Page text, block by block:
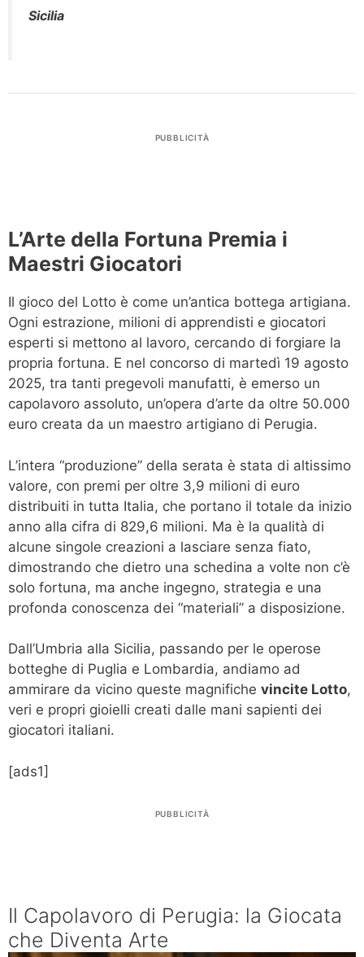
Sicilia
PUBBLICITÀ
L’Arte della Fortuna Premia i
Maestri Giocatori
Il gioco del Lotto è come un’antica bottega artigiana.
Ogni estrazione, milioni di apprendisti e giocatori
esperti si mettono al lavoro, cercando di forgiare la
propria fortuna. E nel concorso di martedì 19 agosto
2025, tra tanti pregevoli manufatti, è emerso un
capolavoro assoluto, un’opera d’arte da oltre 50.000
euro creata da un maestro artigiano di Perugia.
L’intera “produzione” della serata è stata di altissimo
valore, con premi per oltre 3,9 milioni di euro
distribuiti in tutta Italia, che portano il totale da inizio
anno alla cifra di 829,6 milioni. Ma è la qualità di
alcune singole creazioni a lasciare senza fiato,
dimostrando che dietro una schedina a volte non c’è
solo fortuna, ma anche ingegno, strategia e una
profonda conoscenza dei “materiali” a disposizione.
Dall’Umbria alla Sicilia, passando per le operose
botteghe di Puglia e Lombardia, andiamo ad
ammirare da vicino queste magnifiche vincite Lotto,
veri e propri gioielli creati dalle mani sapienti dei
giocatori italiani.
[ads1]
PUBBLICITÀ
Il Capolavoro di Perugia: la Giocata
che Diventa Arte